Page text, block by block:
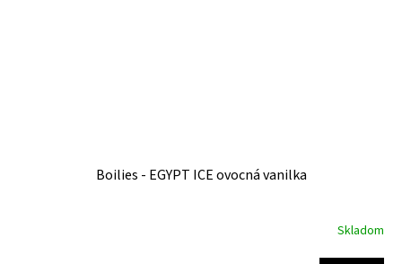
Boilies - EGYPT ICE ovocná vanilka
Skladom